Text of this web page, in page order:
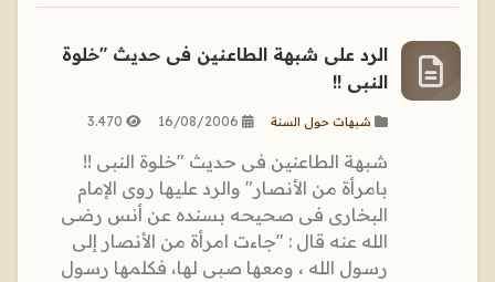
الرد على شبهة الطاعنين فى حديث "خلوة
النبى !!
شبهات حول السنة 16/08/2006
3.470
شبهة الطاعنين فى حديث "خلوة النبى !!
بامرأة من الأنصار" والرد عليها روى الإمام
البخارى فى صحيحه بسنده عن أنس رضى
الله عنه قال : "جاءت امرأة من الأنصار إلى
رسول الله ، ومعها صبى لها، فكلمها رسول